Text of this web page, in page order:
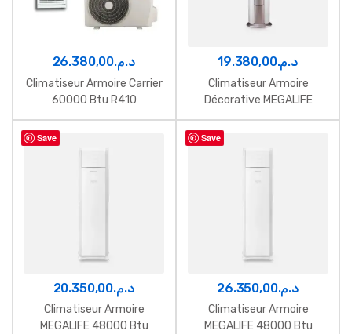
د.م.26.380,00
Climatiseur Armoire Carrier
60000 Btu R410
Availability: Disponible
د.م.19.380,00
Climatiseur Armoire
Décorative MEGALIFE
Inverter 24000 Btu 220V
Save
د.م.20.350,00
Climatiseur Armoire
MEGALIFE 48000 Btu
Save
د.م.26.350,00
Climatiseur Armoire
MEGALIFE 48000 Btu